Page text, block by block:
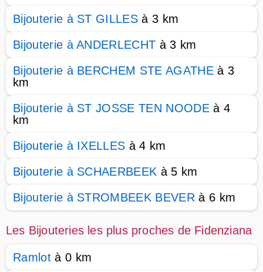
Bijouterie à ST GILLES à 3 km
Bijouterie à ANDERLECHT à 3 km
Bijouterie à BERCHEM STE AGATHEà 3
km
Bijouterie à ST JOSSE TEN NOODEà 4
km
Bijouterie à IXELLES à 4 km
Bijouterie à SCHAERBEEK à 5 km
Bijouterie à STROMBEEK BEVER à 6 km
Les Bijouteries les plus proches de Fidenziana
Ramlotà 0 km